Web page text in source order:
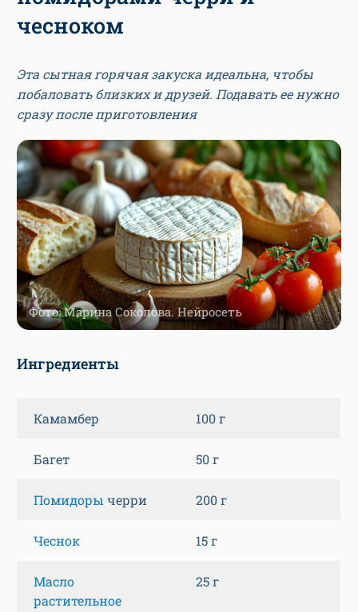
чесноком
Эта сытная горячая закуска идеальна, чтобы
побаловать близких и друзей. Подавать ее нужно
сразу после приготовления
Фото: Марина Соколова. Нейросеть
Ингредиенты
Камамбер 100 г
Багет 50 г
Помидоры черри 200 г
Чеснок 15 г
Масло
растительное
25 г